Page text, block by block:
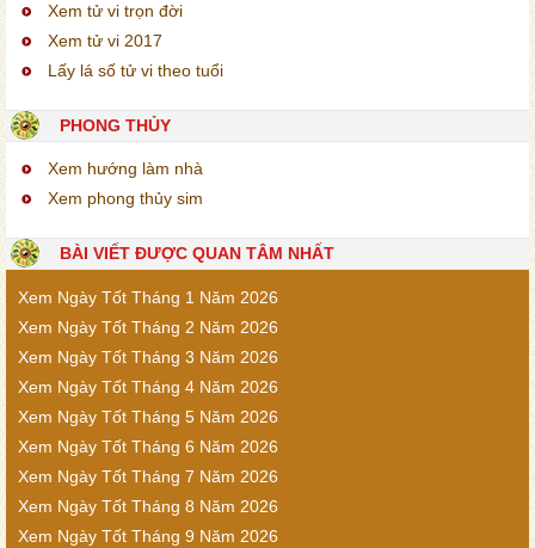
Xem tử vi trọn đời
Xem tử vi 2017
Lấy lá số tử vi theo tuổi
PHONG THỦY
Xem hướng làm nhà
Xem phong thủy sim
BÀI VIẾT ĐƯỢC QUAN TÂM NHẤT
Xem Ngày Tốt Tháng 1 Năm 2026
Xem Ngày Tốt Tháng 2 Năm 2026
Xem Ngày Tốt Tháng 3 Năm 2026
Xem Ngày Tốt Tháng 4 Năm 2026
Xem Ngày Tốt Tháng 5 Năm 2026
Xem Ngày Tốt Tháng 6 Năm 2026
Xem Ngày Tốt Tháng 7 Năm 2026
Xem Ngày Tốt Tháng 8 Năm 2026
Xem Ngày Tốt Tháng 9 Năm 2026